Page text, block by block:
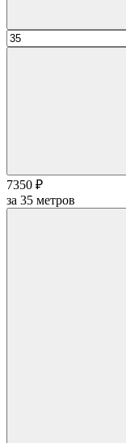
7350 ₽
за 35 метров